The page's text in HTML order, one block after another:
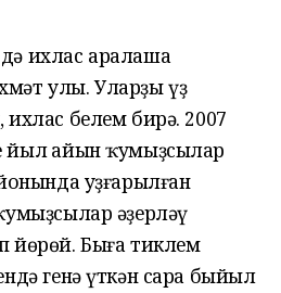
ихлас аралаша
улы. Уларҙы үҙ
белем бирә. 2007
һайын ҡумыҙсылар
уҙғарылған
әҙерләү
йөрөй. Быға тиклем
генә үткән сара быйыл